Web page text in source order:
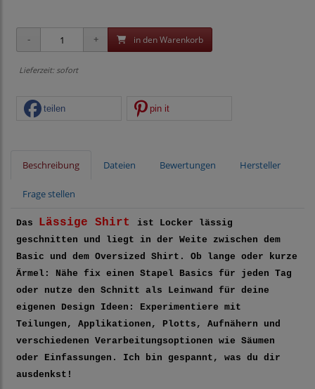
in den Warenkorb
Lieferzeit: sofort
teilen pin it
Beschreibung Dateien Bewertungen Hersteller
Frage stellen
Das Lässige Shirt ist Locker lässig
geschnitten und liegt in der Weite zwischen dem
Basic und dem Oversized Shirt. Ob lange oder kurze
Ärmel: Nähe fix einen Stapel Basics für jeden Tag
oder nutze den Schnitt als Leinwand für deine
eigenen Design Ideen: Experimentiere mit
Teilungen, Applikationen, Plotts, Aufnähern und
verschiedenen Verarbeitungsoptionen wie Säumen
oder Einfassungen. Ich bin gespannt, was du dir
ausdenkst!